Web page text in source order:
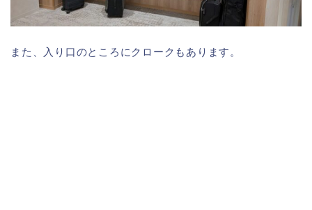
また、入り口のところにクロークもあります。